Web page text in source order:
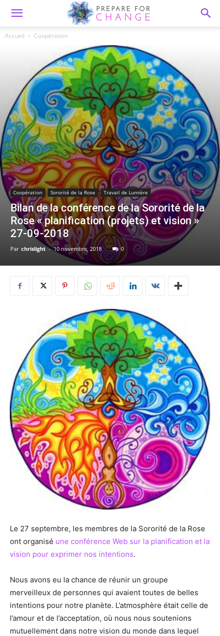
Accueil Coopération
Coopération Sororité de la Rose Travail de Lumière
Bilan de la conférence de la Sororité de la
Rose « planification (projets) et vision »
27-09-2018
Par chrislight - 10 novembre, 2018 0
Le 27 septembre, les membres de la Sororité de la Rose
ont organisé une conférence Web sur la planification et la
vision pour exprimer nos intentions.
Nous avons eu la chance de réunir un groupe
merveilleux de personnes qui avaient toutes de belles
intentions pour notre planète. L’atmosphère était celle de
l’amour et de l’acceptation, où nous nous soutenions
mutuellement dans notre vision du monde dans lequel